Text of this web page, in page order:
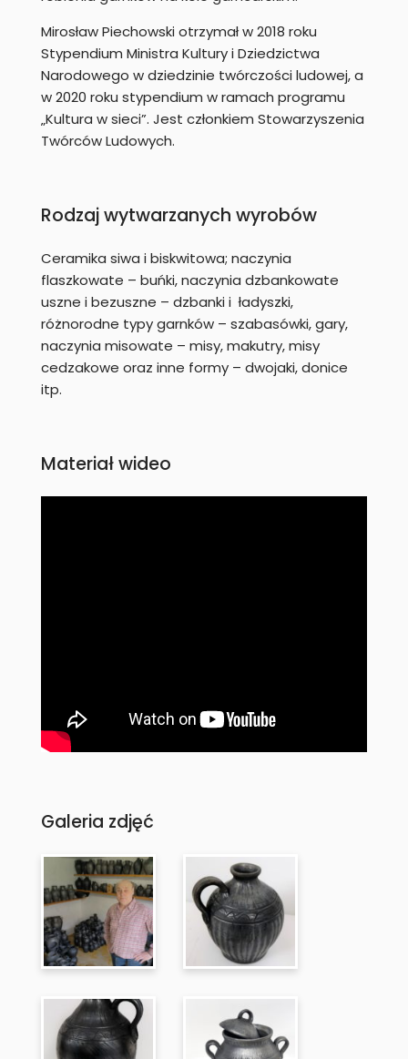
Mirosław Piechowski otrzymał w 2018 roku
Stypendium Ministra Kultury i Dziedzictwa
Narodowego w dziedzinie twórczości ludowej, a
w 2020 roku stypendium w ramach programu
„Kultura w sieci”. Jest członkiem Stowarzyszenia
Twórców Ludowych.
Rodzaj wytwarzanych wyrobów
Ceramika siwa i biskwitowa; naczynia
flaszkowate – buńki, naczynia dzbankowate
uszne i bezuszne – dzbanki i ładyszki,
różnorodne typy garnków – szabasówki, gary,
naczynia misowate – misy, makutry, misy
cedzakowe oraz inne formy – dwojaki, donice
itp.
Materiał wideo
Galeria zdjęć